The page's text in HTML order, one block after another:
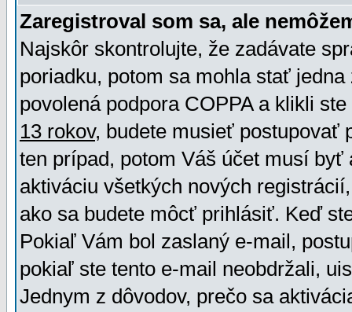
Zaregistroval som sa, ale
Najskôr skontrolujte, že zadávate
poriadku, potom sa mohla stať
povolená podpora COPPA a klikli
13 rokov, budete musieť postupovať
ten prípad, potom Váš účet musí
aktiváciu všetkých nových
ako sa budete môcť prihlásiť. Keď
Pokiaľ Vám bol zaslaný e-mail,
pokiaľ ste tento e-mail neobdržali,
Jednym z dôvodov, prečo sa